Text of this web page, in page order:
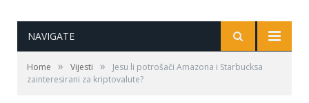
NAVIGATE
Home » Vijesti »
Jesu li potrošači Amazona i Starbucksa
zainteresirani za kriptovalute?